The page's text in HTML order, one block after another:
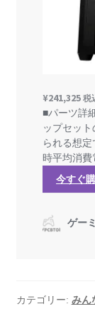
カテゴリー: みん